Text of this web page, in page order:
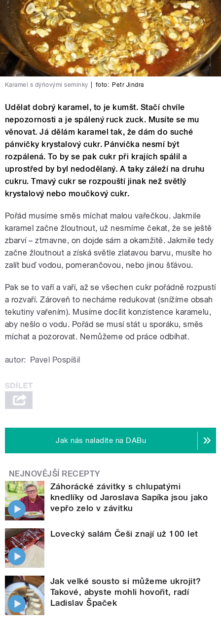
Karamel s dýňovými semínky foto: Petr Jindra
Udělat dobrý karamel, to je kumšt. Stačí chvíle
nepozornosti a je spálený ruck zuck. Musíte se mu
věnovat. Já dělám karamel tak, že dám do suché
pánvičky krystalový cukr. Pánvička nesmí být
rozpálená. To by se pak cukr při krajích spálil a
uprostřed by byl nedodělaný. A taky záleží na druhu
cukru. Tmavý cukr se rozpouští jinak než světlý
krystalový nebo moučkový cukr.
Pořád musíme směs míchat malou vařečkou. Jakmile
karamel začne žloutnout, už nesmíme čekat, že se ještě
zbarví – ztmavne, on dojde sám a okamžitě. Jakmile tedy
začne žloutnout a získá světle zlatavou barvu, musíte ho
zalít buď vodou, pomerančovou, nebo jinou šťávou.
Pak se to vaří a vaří, až se všechen cukr pořádně rozpustí
a rozvaří. Zároveň to necháme redukovat (snížíme obsah
tekutiny vařením). Musíme docílit konzistence karamelu,
aby nešlo o vodu. Pořád se musí stát u sporáku, směs
míchat a pozorovat. Nemůžeme od práce odbíhat.
autor: Pavel Pospíšil
Jak nás naladíte na DABu
NEJNOVĚJŠÍ RECEPTY
Záhorácké závitky s chlupatými
knedlíky od Jaroslava Sapíka jsou jako
vepřo zelo v závitku
Lovecký salám Češi znají už 100 let
Jak velké sousto si můžeme ukrojit?
Takové, abyste mohli hovořit, radí
Ladislav Špaček